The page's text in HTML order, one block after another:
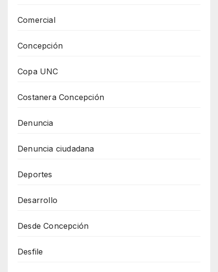
Comercial
Concepción
Copa UNC
Costanera Concepción
Denuncia
Denuncia ciudadana
Deportes
Desarrollo
Desde Concepción
Desfile